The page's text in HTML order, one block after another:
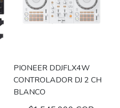
PIONEER DDJFLX4W
CONTROLADOR DJ 2 CH
BLANCO